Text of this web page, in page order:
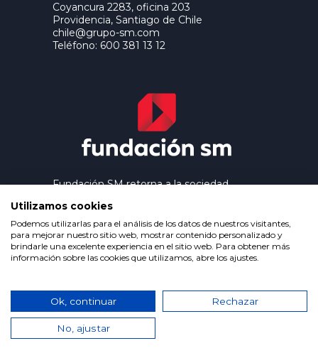
Coyancura 2283, oficina 203
Providencia, Santiago de Chile
chile@grupo-sm.com
Teléfono: 600 381 13 12
Fundación SM retorna a la sociedad
editorial de Ediciones SM, contribuyendo
así a extender la cultura y la educación a
los grupos más desfavorecidos.
Condiciones de uso
Política de cookies
Utilizamos cookies
Podemos utilizarlas para el análisis de los datos de nuestros visitantes,
para mejorar nuestro sitio web, mostrar contenido personalizado y
brindarle una excelente experiencia en el sitio web. Para obtener más
información sobre las cookies que utilizamos, abre los ajustes.
Ok, continuar Rechazar
No, ajustar